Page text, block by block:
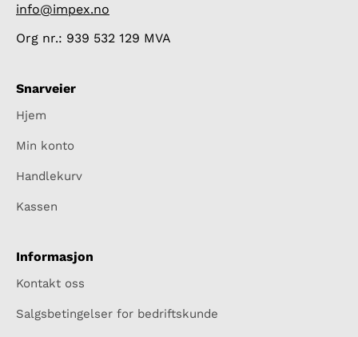
info@impex.no
Org nr.: 939 532 129 MVA
Snarveier
Hjem
Min konto
Handlekurv
Kassen
Informasjon
Kontakt oss
Salgsbetingelser for bedriftskunde